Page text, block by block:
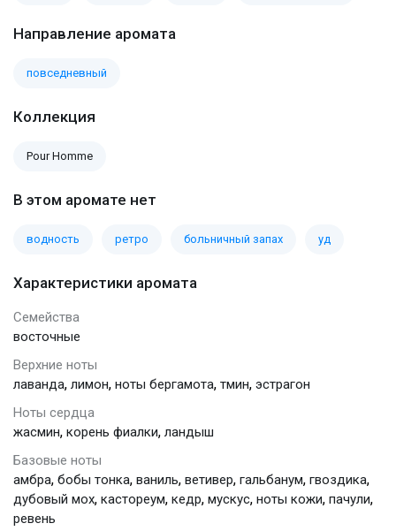
Направление аромата
повседневный
Коллекция
Pour Homme
В этом аромате нет
водность ретро больничный запах уд
Характеристики аромата
Семейства
восточные
Верхние ноты
лаванда, лимон, ноты бергамота, тмин, эстрагон
Ноты сердца
жасмин, корень фиалки, ландыш
Базовые ноты
амбра, бобы тонка, ваниль, ветивер, гальбанум, гвоздика,
дубовый мох, кастореум, кедр, мускус, ноты кожи, пачули,
ревень